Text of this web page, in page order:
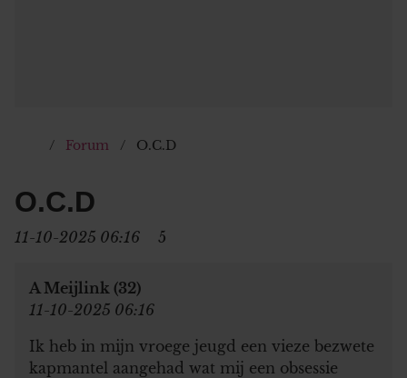
Forum O.C.D
O.C.D
11-10-2025 06:16 5
A Meijlink (32)
11-10-2025 06:16
Ik heb in mijn vroege jeugd een vieze bezwete
kapmantel aangehad wat mij een obsessie